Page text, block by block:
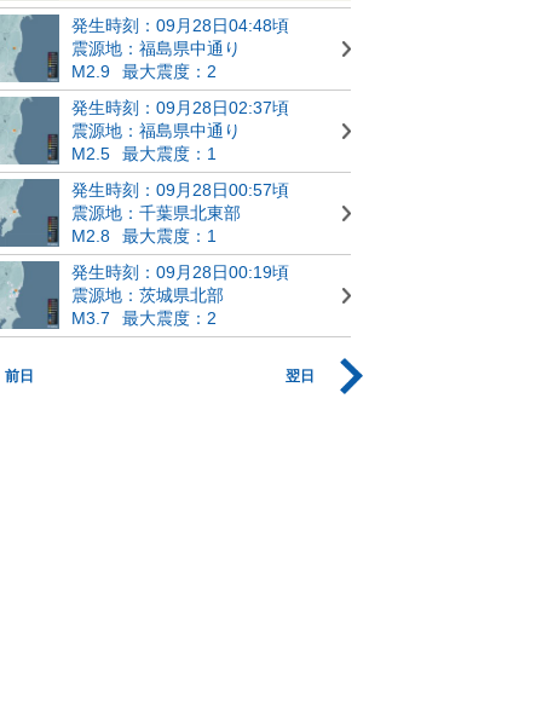
発生時刻：09月28日04:48頃
震源地：福島県中通り
M2.9
最大震度：2
発生時刻：09月28日02:37頃
震源地：福島県中通り
M2.5
最大震度：1
発生時刻：09月28日00:57頃
震源地：千葉県北東部
M2.8
最大震度：1
発生時刻：09月28日00:19頃
震源地：茨城県北部
M3.7
最大震度：2
前日 翌日